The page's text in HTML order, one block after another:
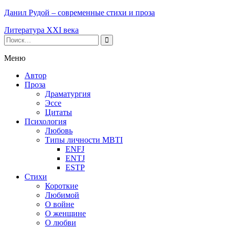
Данил Рудой – современные стихи и проза
Литература XXI века
Меню
Автор
Проза
Драматургия
Эссе
Цитаты
Психология
Любовь
Типы личности MBTI
ENFJ
ENTJ
ESTP
Стихи
Короткие
Любимой
О войне
О женщине
О любви